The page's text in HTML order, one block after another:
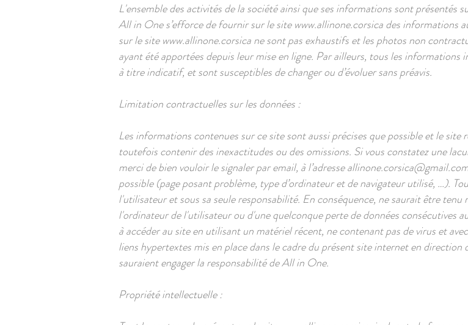
L'ensemble des activités de la société ainsi que ses informations sont présentés
All in One s’efforce de fournir sur le sitewww.allinone.corsicades informations
sur le sitewww.allinone.corsicane sont pas exhaustifs et les photos non
ayant été apportées depuis leur mise en ligne. Par ailleurs, tous les informations
à titre indicatif, et sont susceptibles de changer ou d’évoluer sans préavis.
Limitation contractuelles sur les données :
Les informations contenues sur ce site sont aussi précises que possible et le
toutefois contenir des inexactitudes ou des omissions. Si vous constatez une
merci de bien vouloir le signaler par email, à l’adresse
possible (page posant problème, type d’ordinateur et de navigateur utilisé, …).
l'utilisateur et sous sa seule responsabilité. En conséquence, ne saurait être
l'ordinateur de l'utilisateur ou d'une quelconque perte de données consécutives
à accéder au site en utilisant un matériel récent, ne contenant pas de virus et
liens hypertextes mis en place dans le cadre du présent site internet en
sauraient engager la responsabilité de All in One.
Propriété intellectuelle :